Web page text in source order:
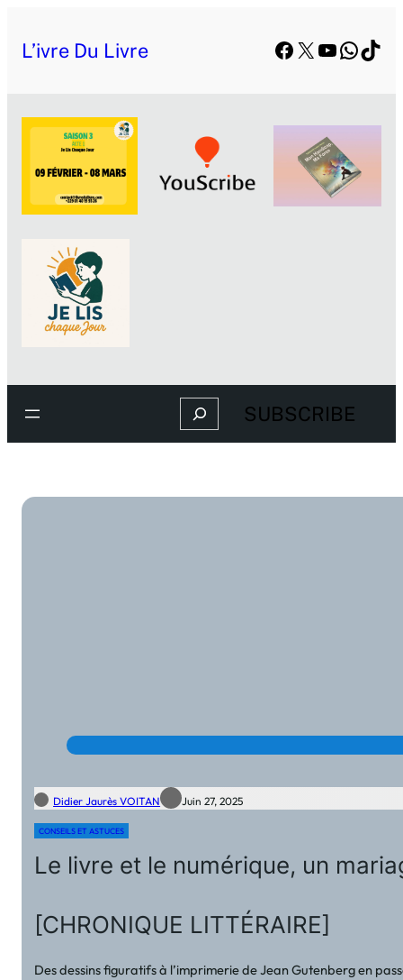
L’ivre Du Livre Facebook
X YouTube
Search SUBSCRIBE
Didier Jaurès VOITAN Juin 27, 2025
CONSEILS ET ASTUCES
Le livre et le numérique, un
[CHRONIQUE LITTÉRAIRE]
Des dessins figuratifs à l’imprimerie de Jean Gutenberg en